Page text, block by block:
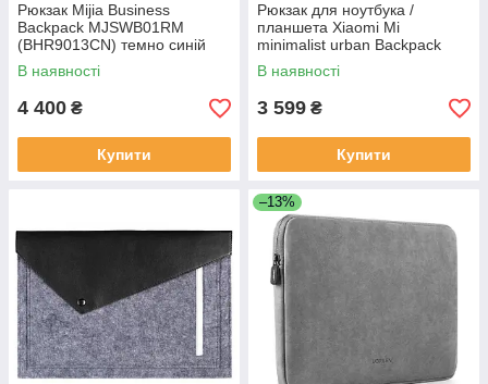
Рюкзак Mijia Business
Backpack MJSWB01RM
(BHR9013CN) темно синій
В наявності
4 400 ₴
Купити
Рюкзак для ноутбука /
планшета Xiaomi Mi
minimalist urban Backpack
(ZJB4066GL)
В наявності
3 599 ₴
Купити
–13%